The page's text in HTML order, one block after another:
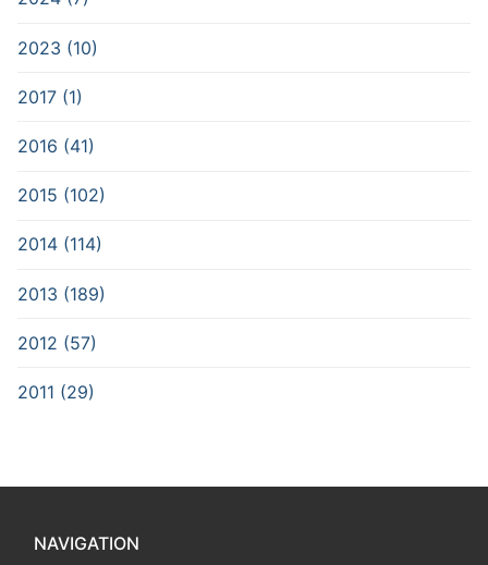
2023 (10)
2017 (1)
2016 (41)
2015 (102)
2014 (114)
2013 (189)
2012 (57)
2011 (29)
NAVIGATION